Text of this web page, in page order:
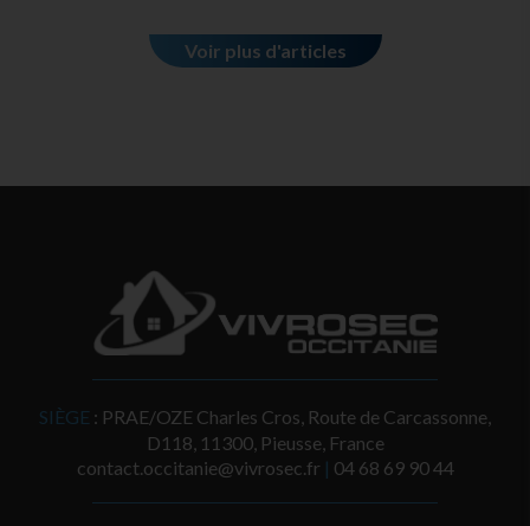
Voir plus d'articles
SIÈGE : PRAE/OZE Charles Cros, Route de Carcassonne,
D118, 11300, Pieusse, France
contact.occitanie@vivrosec.fr | ‭04 68 69 90 44‬